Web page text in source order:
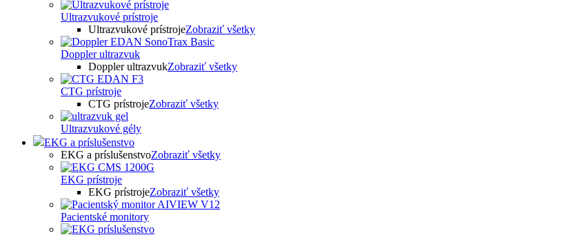
Ultrazvukové prístroje
Ultrazvukové prístrojeZobraziť všetky
Doppler ultrazvuk
Doppler ultrazvukZobraziť všetky
CTG prístroje
CTG prístrojeZobraziť všetky
Ultrazvukové gély
EKG a príslušenstvo
EKG a príslušenstvoZobraziť všetky
EKG prístroje
EKG prístrojeZobraziť všetky
Pacientské monitory